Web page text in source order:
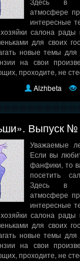
атмосфере
интересные
салона
для своих
новые темы
на свои
проходите, не
Alzhbeta
Выпуск №
Уважаемые
Если вы
фанфики, то
посетить
Здесь в
атмосфере
интересные
салона
для своих
новые темы
на свои
проходите, не